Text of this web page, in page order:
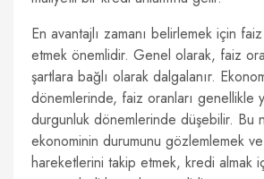
En avantajlı zamanı belirlemek için
etmek önemlidir. Genel olarak, faiz
şartlara bağlı olarak dalgalanır.
dönemlerinde, faiz oranları genellikle
durgunluk dönemlerinde düşebilir. Bu
ekonominin durumunu gözlemlemek
hareketlerini takip etmek, kredi almak